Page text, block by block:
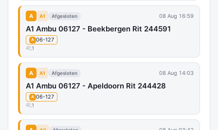
A A1 Afgesloten 08 Aug 16:59
A1 Ambu 06127 - Beekbergen Rit 244591
A 06-127
1
A A1 Afgesloten 08 Aug 14:03
A1 Ambu 06127 - Apeldoorn Rit 244428
A 06-127
1